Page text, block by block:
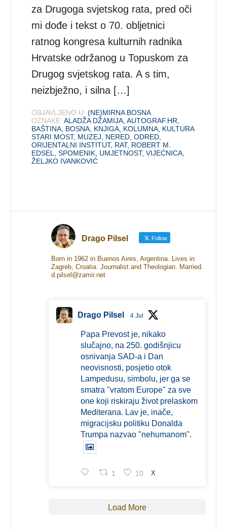
za Drugoga svjetskog rata, pred oči
mi dođe i tekst o 70. obljetnici
ratnog kongresa kulturnih radnika
Hrvatske održanog u Topuskom za
Drugog svjetskog rata. A s tim,
neizbježno, i silna […]
OBJAVLJENO U: (NE)MIRNA BOSNA
OZNAKE: ALADŽA DŽAMIJA ,AUTOGRAF.HR
BAŠTINA BOSNA KNJIGA KOLUMNA KULTURA
STARI MOST, MUZEJ NERED ,ODRED
ORIJENTALNI INSTITUT, RAT, ROBERT M.
EDSEL
,SPOMENIK UMJETNOST,VIJEĆNICA
ŽELJKO IVANKOVIĆ
Drago Pilsel Follow
Born in 1962 in Buenos Aires, Argentina. Lives in
Zagreb, Croatia. Journalist and Theologian. Married.
d.pilsel@zamir.net
Drago Pilsel 4 Jul
Papa Prevost je, nikako
slučajno, na 250. godišnjicu
osnivanja SAD-a i Dan
neovisnosti, posjetio otok
Lampedusu, simbolu, jer ga se
smatra "vratom Europe" za sve
one koji riskiraju život prelaskom
Mediterana. Lav je, inače,
migracijsku politiku Donalda
Trumpa nazvao "nehumanom".
1 10 X
Load More